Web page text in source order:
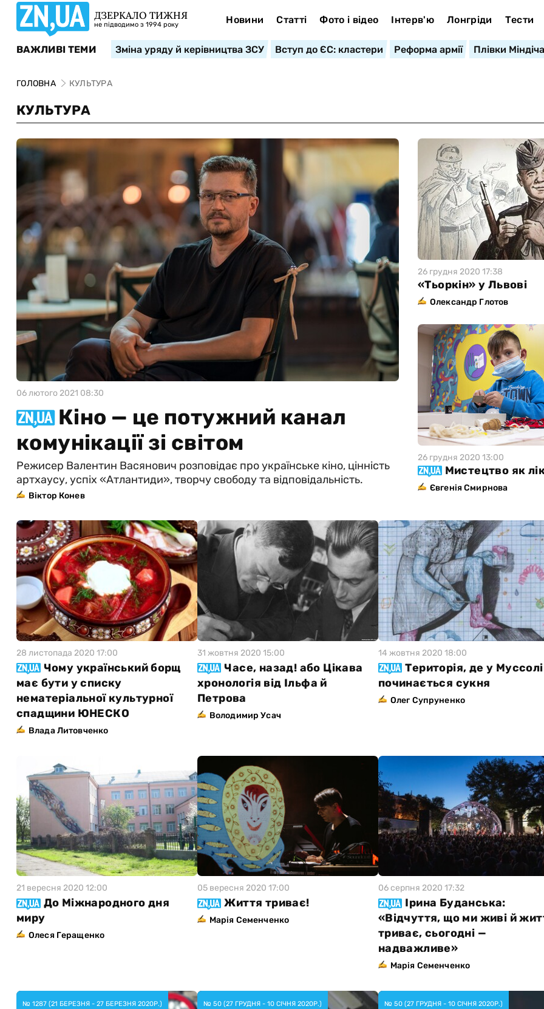
ДЗЕРКАЛО ТИЖНЯ
не підводимо з 1994 року Новини Статті Фото і відео Інтерв'ю Лонгріди Тести
ВАЖЛИВІ ТЕМИ Зміна уряду й керівництва ЗСУ Вступ до ЄС: кластери Реформа армії Плівки Міндіча
ГОЛОВНА КУЛЬТУРА
КУЛЬТУРА
06 лютого 2021 08:30
Кіно — це потужний канал
комунікації зі світом
Режисер Валентин Васянович розповідає про українське кіно, цінність
артхаусу, успіх «Атлантиди», творчу свободу та відповідальність.
Віктор Конев
26 грудня 2020 17:38
«Тьоркін» у Львові
Олександр Глотов
26 грудня 2020 13:00
Мистецтво як
Євгенія Смирнова
28 листопада 2020 17:00
Чому український борщ
має бути у списку
нематеріальної культурної
спадщини ЮНЕСКО
Влада Литовченко
31 жовтня 2020 15:00
Часе, назад! або Цікава
хронологія від Ільфа й
Петрова
Володимир Усач
14 жовтня 2020 18:00
Територія, де у
починається сукня
Олег Супруненко
21 вересня 2020 12:00
До Міжнародного дня
миру
Олеся Геращенко
05 вересня 2020 17:00
Життя триває!
Марія Семенченко
06 серпня 2020 17:32
Ірина Буданська:
«Відчуття, що ми живі й
триває, сьогодні —
надважливе»
Марія Семенченко
№ 1287 (21 БЕРЕЗНЯ - 27 БЕРЕЗНЯ 2020Р.) № 50 (27 ГРУДНЯ - 10 СIЧНЯ 2020Р.) № 50 (27 ГРУДНЯ - 10 СIЧНЯ 2020Р.)